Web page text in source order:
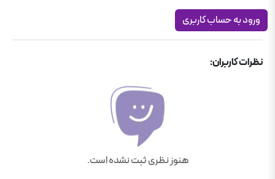
ورود به حساب کاربری
نظرات کاربران:
هنوز نظری ثبت نشده است.